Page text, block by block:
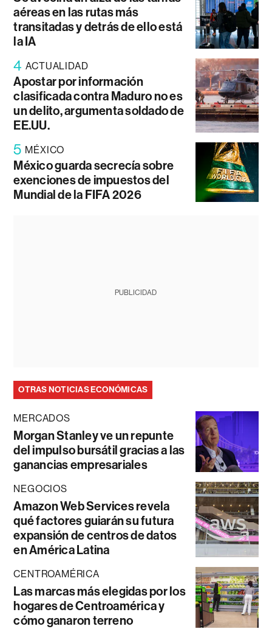
aéreas en las rutas más
transitadas y detrás de ello está
la IA
4 ACTUALIDAD
Apostar por información
clasificada contra Maduro no es
un delito, argumenta soldado de
EE.UU.
5 MÉXICO
México guarda secrecía sobre
exenciones de impuestos del
Mundial de la FIFA 2026
PUBLICIDAD
OTRAS NOTICIAS ECONÓMICAS
MERCADOS
Morgan Stanley ve un repunte
del impulso bursátil gracias a las
ganancias empresariales
NEGOCIOS
Amazon Web Services revela
qué factores guiarán su futura
expansión de centros de datos
en América Latina
CENTROAMÉRICA
Las marcas más elegidas por los
hogares de Centroamérica y
cómo ganaron terreno